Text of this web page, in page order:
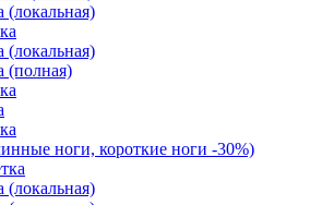
(полная)
ноги, короткие ноги -30%)